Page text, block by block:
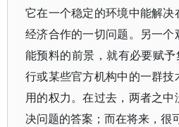
它在一个稳定的环境中能解
经济合作的一切问题。另一
能预料的前景，就有必要赋予
行或某些官方机构中的一群
用的权力。在过去，两者之
决问题的答案；而在将来，很